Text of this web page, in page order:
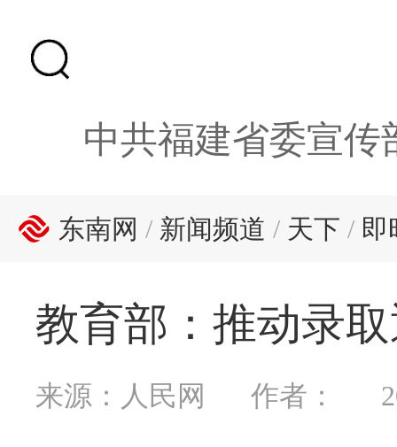
中共福建省委宣传
东南网 / 新闻频道 / 天下 / 即
教育部：推动录
来源：人民网 作者：